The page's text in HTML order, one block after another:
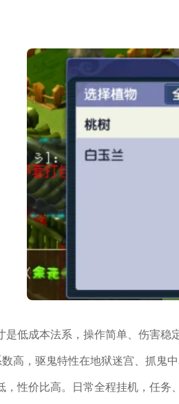
是低成本法系，操作简单、伤害
高，驱鬼特性在地狱迷宫、抓鬼
，性价比高。日常全程挂机，任务